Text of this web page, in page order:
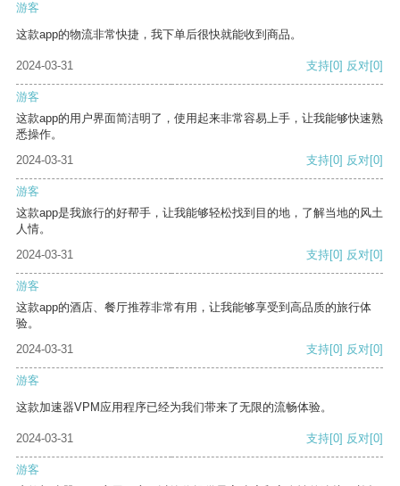
游客
这款app的物流非常快捷，我下单后很快就能收到商品。
2024-03-31 支持[0] 反对[0]
游客
这款app的用户界面简洁明了，使用起来非常容易上手，让我能够快速熟
悉操作。
2024-03-31
支持[0] 反对[0]
游客
这款app是我旅行的好帮手，让我能够轻松找到目的地，了解当地的风土
人情。
2024-03-31
支持[0] 反对[0]
游客
这款app的酒店、餐厅推荐非常有用，让我能够享受到高品质的旅行体
验。
2024-03-31
支持[0] 反对[0]
游客
这款加速器VPM应用程序已经为我们带来了无限的流畅体验。
2024-03-31 支持[0] 反对[0]
游客